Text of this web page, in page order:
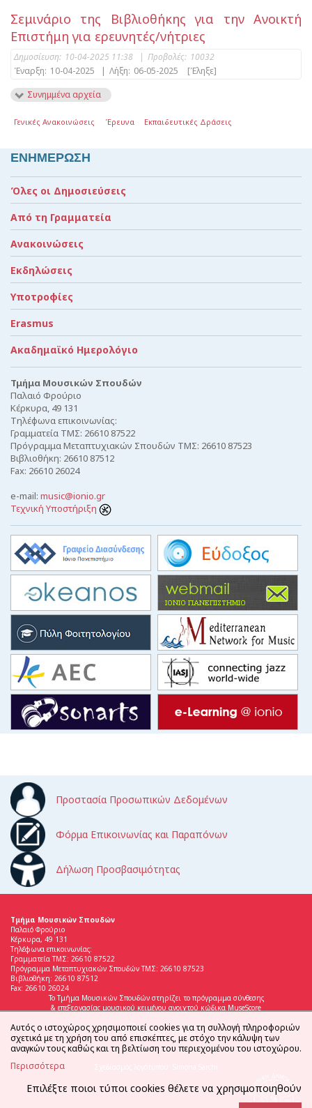
Σεμινάριο της Βιβλιοθήκης για την Ανοικτή
Επιστήμη για ερευνητές/νήτριες
Δημοσίευση: 10-04-2025 11:38 | Προβολές: 10032
Έναρξη: 10-04-2025 | Λήξη: 06-05-2025
[Έληξε]
Συνημμένα αρχεία
Γενικές Ανακοινώσεις Έρευνα Εκπαιδευτικές Δράσεις
ΕΝΗΜΕΡΩΣΗ
Όλες οι Δημοσιεύσεις
Από τη Γραμματεία
Ανακοινώσεις
Εκδηλώσεις
Υποτροφίες
Erasmus
Ακαδημαϊκό Ημερολόγιο
Τμήμα Μουσικών Σπουδών
Παλαιό Φρούριο
Κέρκυρα, 49 131
Τηλέφωνα επικοινωνίας:
Γραμματεία ΤΜΣ: 26610 87522
Πρόγραμμα Μεταπτυχιακών Σπουδών ΤΜΣ: 26610 87523
Βιβλιοθήκη: 26610 87512
Fax: 26610 26024
e-mail: music@ionio.gr
Τεχνική Υποστήριξη
Προστασία Προσωπικών Δεδομένων
Φόρμα Επικοινωνίας και Παραπόνων
Δήλωση Προσβασιμότητας
Τμήμα Μουσικών Σπουδών
Παλαιό Φρούριο
Κέρκυρα, 49 131
Τηλέφωνα επικοινωνίας:
Γραμματεία ΤΜΣ: 26610 87522
Πρόγραμμα Μεταπτυχιακών Σπουδών ΤΜΣ: 26610 87523
Βιβλιοθήκη: 26610 87512
Fax: 26610 26024
Το Τμήμα Μουσικών Σπουδών στηρίζει το πρόγραμμα σύνθεσης
& επεξεργασίας μουσικού κειμένου ανοιχτού κώδικα MuseScore
Αυτός ο ιστοχώρος χρησιμοποιεί cookies για τη συλλογή πληροφοριών
σχετικά με τη χρήση του από επισκέπτες, με στόχο την κάλυψη των
αναγκών τους καθώς και τη βελτίωση του περιεχομένου του ιστοχώρου.
Περισσότερα
Επιλέξτε ποιοι τύποι cookies θέλετε να χρησιμοποιηθούν